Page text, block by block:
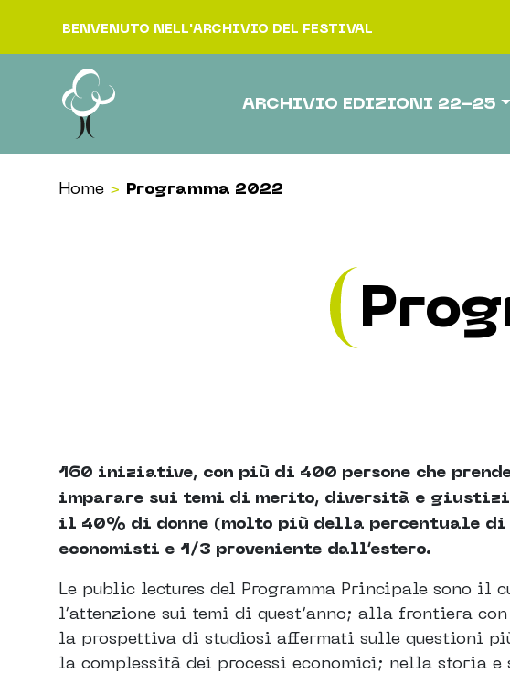
BENVENUTO NELL'ARCHIVIO DEL FESTIVAL
ARCHIVIO EDIZIONI 22-25
Home > Programma 2022
160 iniziative, con più di 400 persone che
imparare sui temi di merito, diversità e
il 40% di donne (molto più della percentuale di
economisti e 1/3 proveniente dall’estero.
Le public lectures del Programma Principale sono il
l’attenzione sui temi di quest’anno; alla frontiera
la prospettiva di studiosi affermati sulle questioni
la complessità dei processi economici; nella storia